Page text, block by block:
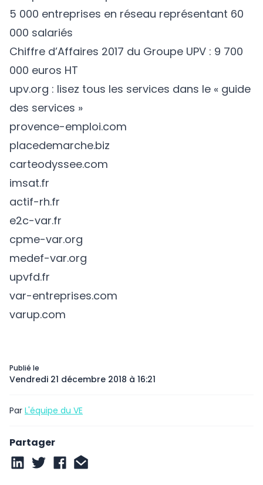
Publié le
Vendredi 21 décembre 2018 à 16:21
Par L'équipe du VE
Partager
5 000 entreprises en réseau représentant 60
000 salariés
Chiffre d’Affaires 2017 du Groupe UPV : 9 700
000 euros HT
upv.org : lisez tous les services dans le « guide
des services »
provence-emploi.com
placedemarche.biz
carteodyssee.com
imsat.fr
actif-rh.fr
e2c-var.fr
cpme-var.org
medef-var.org
upvfd.fr
var-entreprises.com
varup.com